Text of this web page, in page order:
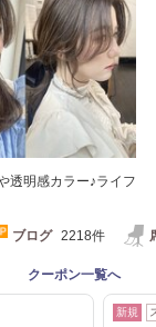
透明感カラー♪ライフ
ブログ 2218件
クーポン一覧へ
新規